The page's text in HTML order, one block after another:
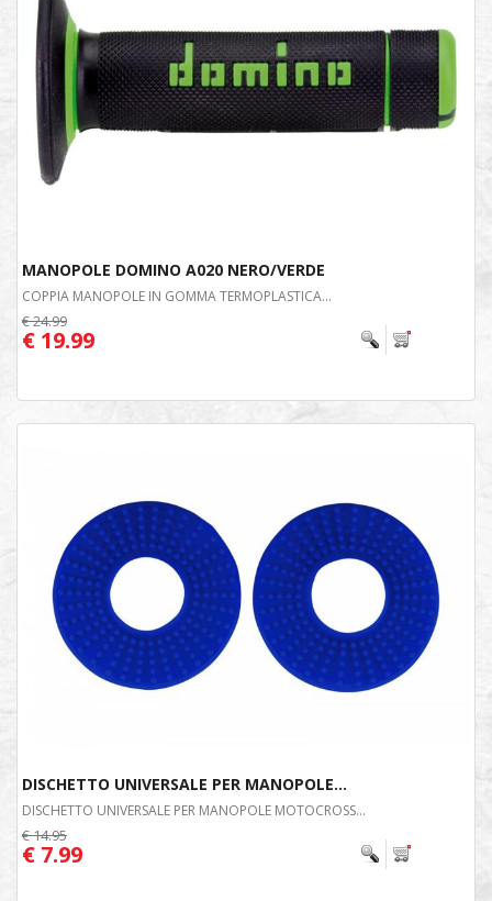
MANOPOLE DOMINO A020 NERO/VERDE
COPPIA MANOPOLE IN GOMMA TERMOPLASTICA...
€ 24.99
€ 19.99
DISCHETTO UNIVERSALE PER MANOPOLE...
DISCHETTO UNIVERSALE PER MANOPOLE MOTOCROSS...
€ 14.95
€ 7.99